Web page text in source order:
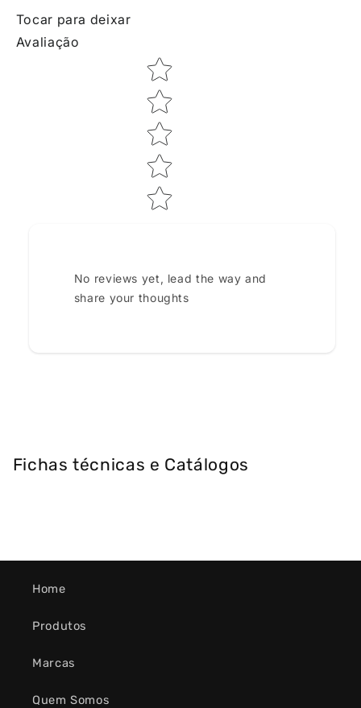
Tocar para deixar
Avaliação
Star rating
No reviews yet, lead the way and
share your thoughts
Fichas técnicas e Catálogos
Home
Produtos
Marcas
Quem Somos